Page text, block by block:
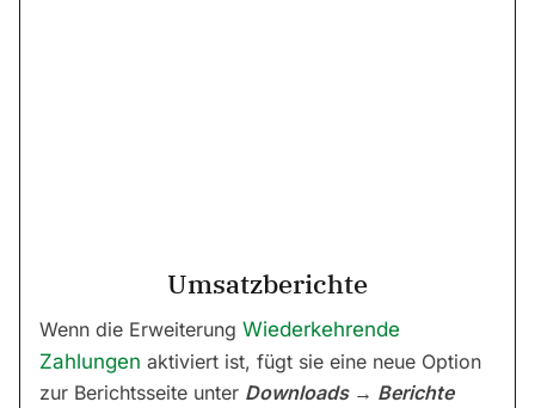
Umsatzberichte
Wenn die Erweiterung Wiederkehrende
Zahlungen aktiviert ist, fügt sie eine neue Option
zur Berichtsseite unter Downloads → Berichte